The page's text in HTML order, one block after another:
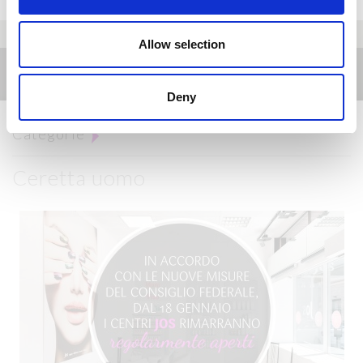
Allow selection
Deny
News
Categorie
Ceretta uomo